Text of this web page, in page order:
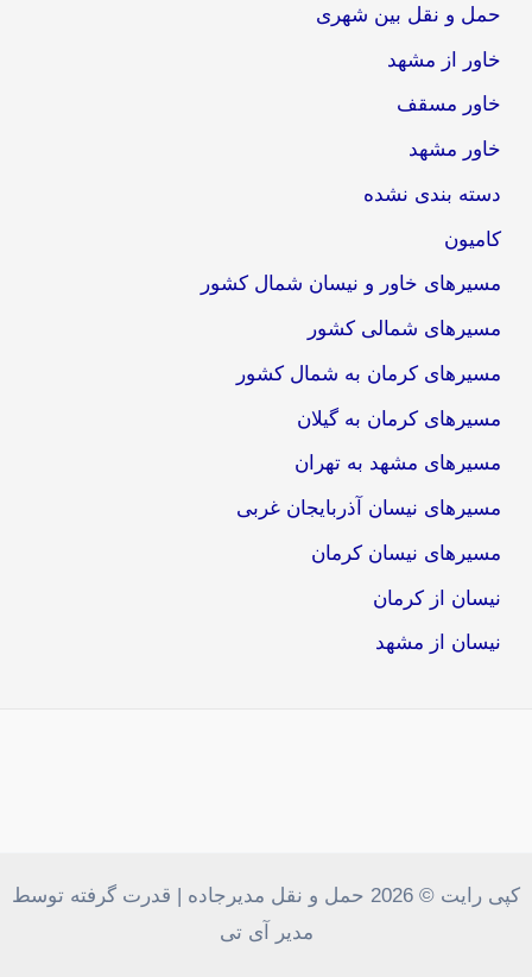
حمل و نقل بین شهری
خاور از مشهد
خاور مسقف
خاور مشهد
دسته بندی نشده
کامیون
مسیرهای خاور و نیسان شمال کشور
مسیرهای شمالی کشور
مسیرهای کرمان به شمال کشور
مسیرهای کرمان به گیلان
مسیرهای مشهد به تهران
مسیرهای نیسان آذربایجان غربی
مسیرهای نیسان کرمان
نیسان از کرمان
نیسان از مشهد
کپی رایت © 2026 حمل و نقل مدیرجاده | قدرت گرفته توسط
مدیر آی تی